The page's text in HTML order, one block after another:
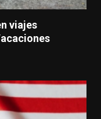
viajes